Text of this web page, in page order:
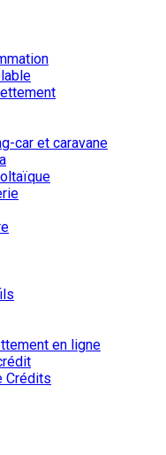
car et caravane
en ligne
Crédits